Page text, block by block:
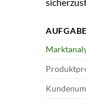
AUFGABE